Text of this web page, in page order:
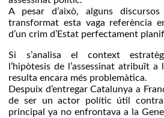
A pesar d’això, alguns
transformat esta vaga referència
d’un crim d’Estat perfectament
Si s’analisa el context
l’hipòtesis de l’assessinat atribuït
resulta encara més problemàtica.
Despuix d’entregar Catalunya a
de ser un actor polític útil contra
principal ya no enfrontava a la